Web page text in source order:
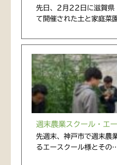
先日、2月22日に滋賀県
て開催された土と家庭菜
週末農業スクール・エ
先週末、神戸市で週末農
るエースクール様とその